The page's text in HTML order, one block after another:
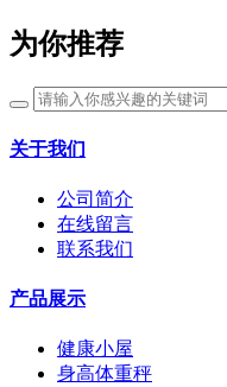
为你推荐
关于我们
公司简介
在线留言
联系我们
产品展示
健康小屋
身高体重秤